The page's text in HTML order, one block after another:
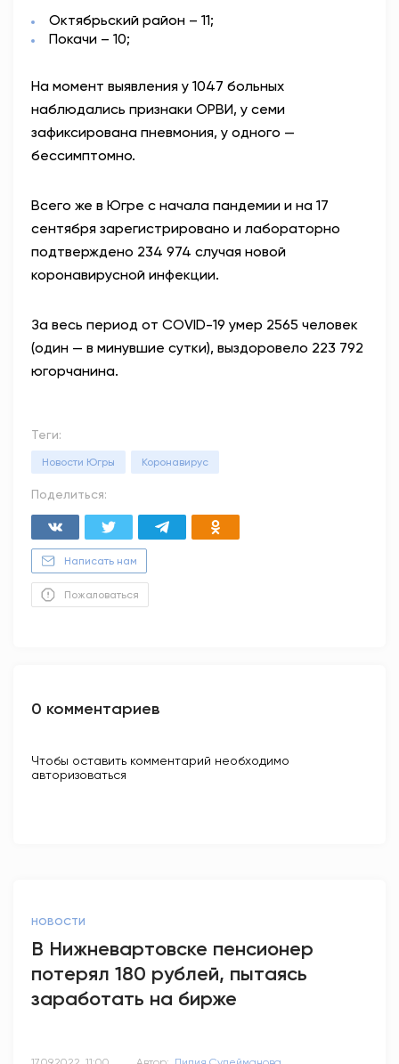
Октябрьский район – 11;
Покачи – 10;
На момент выявления у 1047 больных
наблюдались признаки ОРВИ, у семи
зафиксирована пневмония, у одного —
бессимптомно.
Всего же в Югре с начала пандемии и на 17
сентября зарегистрировано и лабораторно
подтверждено 234 974 случая новой
коронавирусной инфекции.
За весь период от COVID-19 умер 2565 человек
(один — в минувшие сутки), выздоровело 223 792
югорчанина.
Теги:
Новости Югры Коронавирус
Поделиться:
Написать нам
Пожаловаться
0 комментариев
Чтобы оставить комментарий необходимо
авторизоваться
НОВОСТИ
В Нижневартовске пенсионер
потерял 180 рублей, пытаясь
заработать на бирже